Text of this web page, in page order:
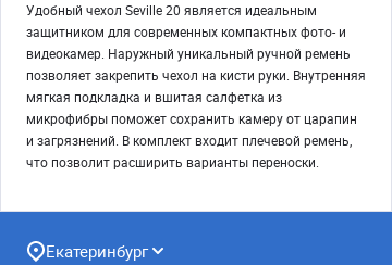
Удобный чехол Seville 20 является идеальным
защитником для современных компактных фото- и
видеокамер. Наружный уникальный ручной ремень
позволяет закрепить чехол на кисти руки. Внутренняя
мягкая подкладка и вшитая салфетка из
микрофибры поможет сохранить камеру от царапин
и загрязнений. В комплект входит плечевой ремень,
что позволит расширить варианты переноски.
Екатеринбург